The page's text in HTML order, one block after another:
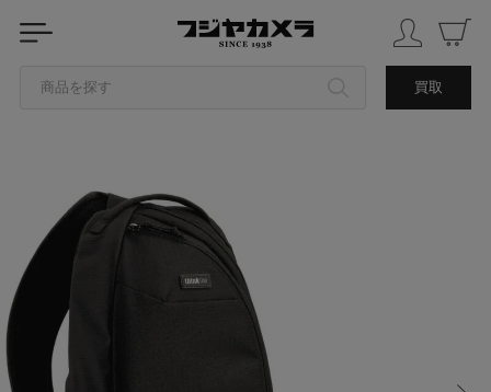
商品を探す 買取
ブランドから探す
中古品を探す